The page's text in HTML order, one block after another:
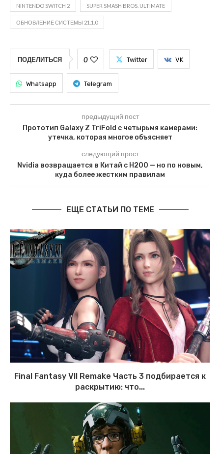
NINTENDO SWITCH 2 SUPER SMASH BROS. ULTIMATE
ОБНОВЛЕНИЕ СИСТЕМЫ 21.1.0
ПОДЕЛИТЬСЯ 0 Twitter VK
Whatsapp Telegram
предыдущий пост
Прототип Galaxy Z TriFold с четырьмя камерами:
утечка, которая многое объясняет
следующий прост
Nvidia возвращается в Китай с H200 — но по новым,
куда более жестким правилам
ЕЩЕ СТАТЬИ ПО ТЕМЕ
Final Fantasy VII Remake Часть 3 подбирается к
раскрытию: что...